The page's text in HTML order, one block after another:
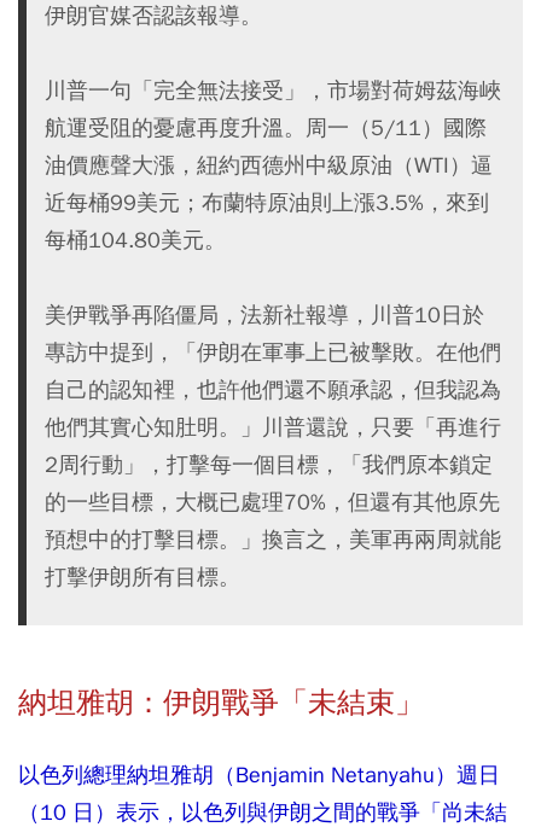
伊朗官媒否認該報導。
川普一句「完全無法接受」，市場對荷姆茲海峽
航運受阻的憂慮再度升溫。周一（5/11）國際
油價應聲大漲，紐約西德州中級原油（WTI）逼
近每桶99美元；布蘭特原油則上漲3.5%，來到
每桶104.80美元。
美伊戰爭再陷僵局，法新社報導，川普10日於
專訪中提到，「伊朗在軍事上已被擊敗。在他們
自己的認知裡，也許他們還不願承認，但我認為
他們其實心知肚明。」川普還說，只要「再進行
2周行動」，打擊每一個目標，「我們原本鎖定
的一些目標，大概已處理70%，但還有其他原先
預想中的打擊目標。」換言之，美軍再兩周就能
打擊伊朗所有目標。
納坦雅胡：伊朗戰爭「未結束」
以色列總理納坦雅胡（Benjamin Netanyahu）週日
（10 日）表示，以色列與伊朗之間的戰爭「尚未結